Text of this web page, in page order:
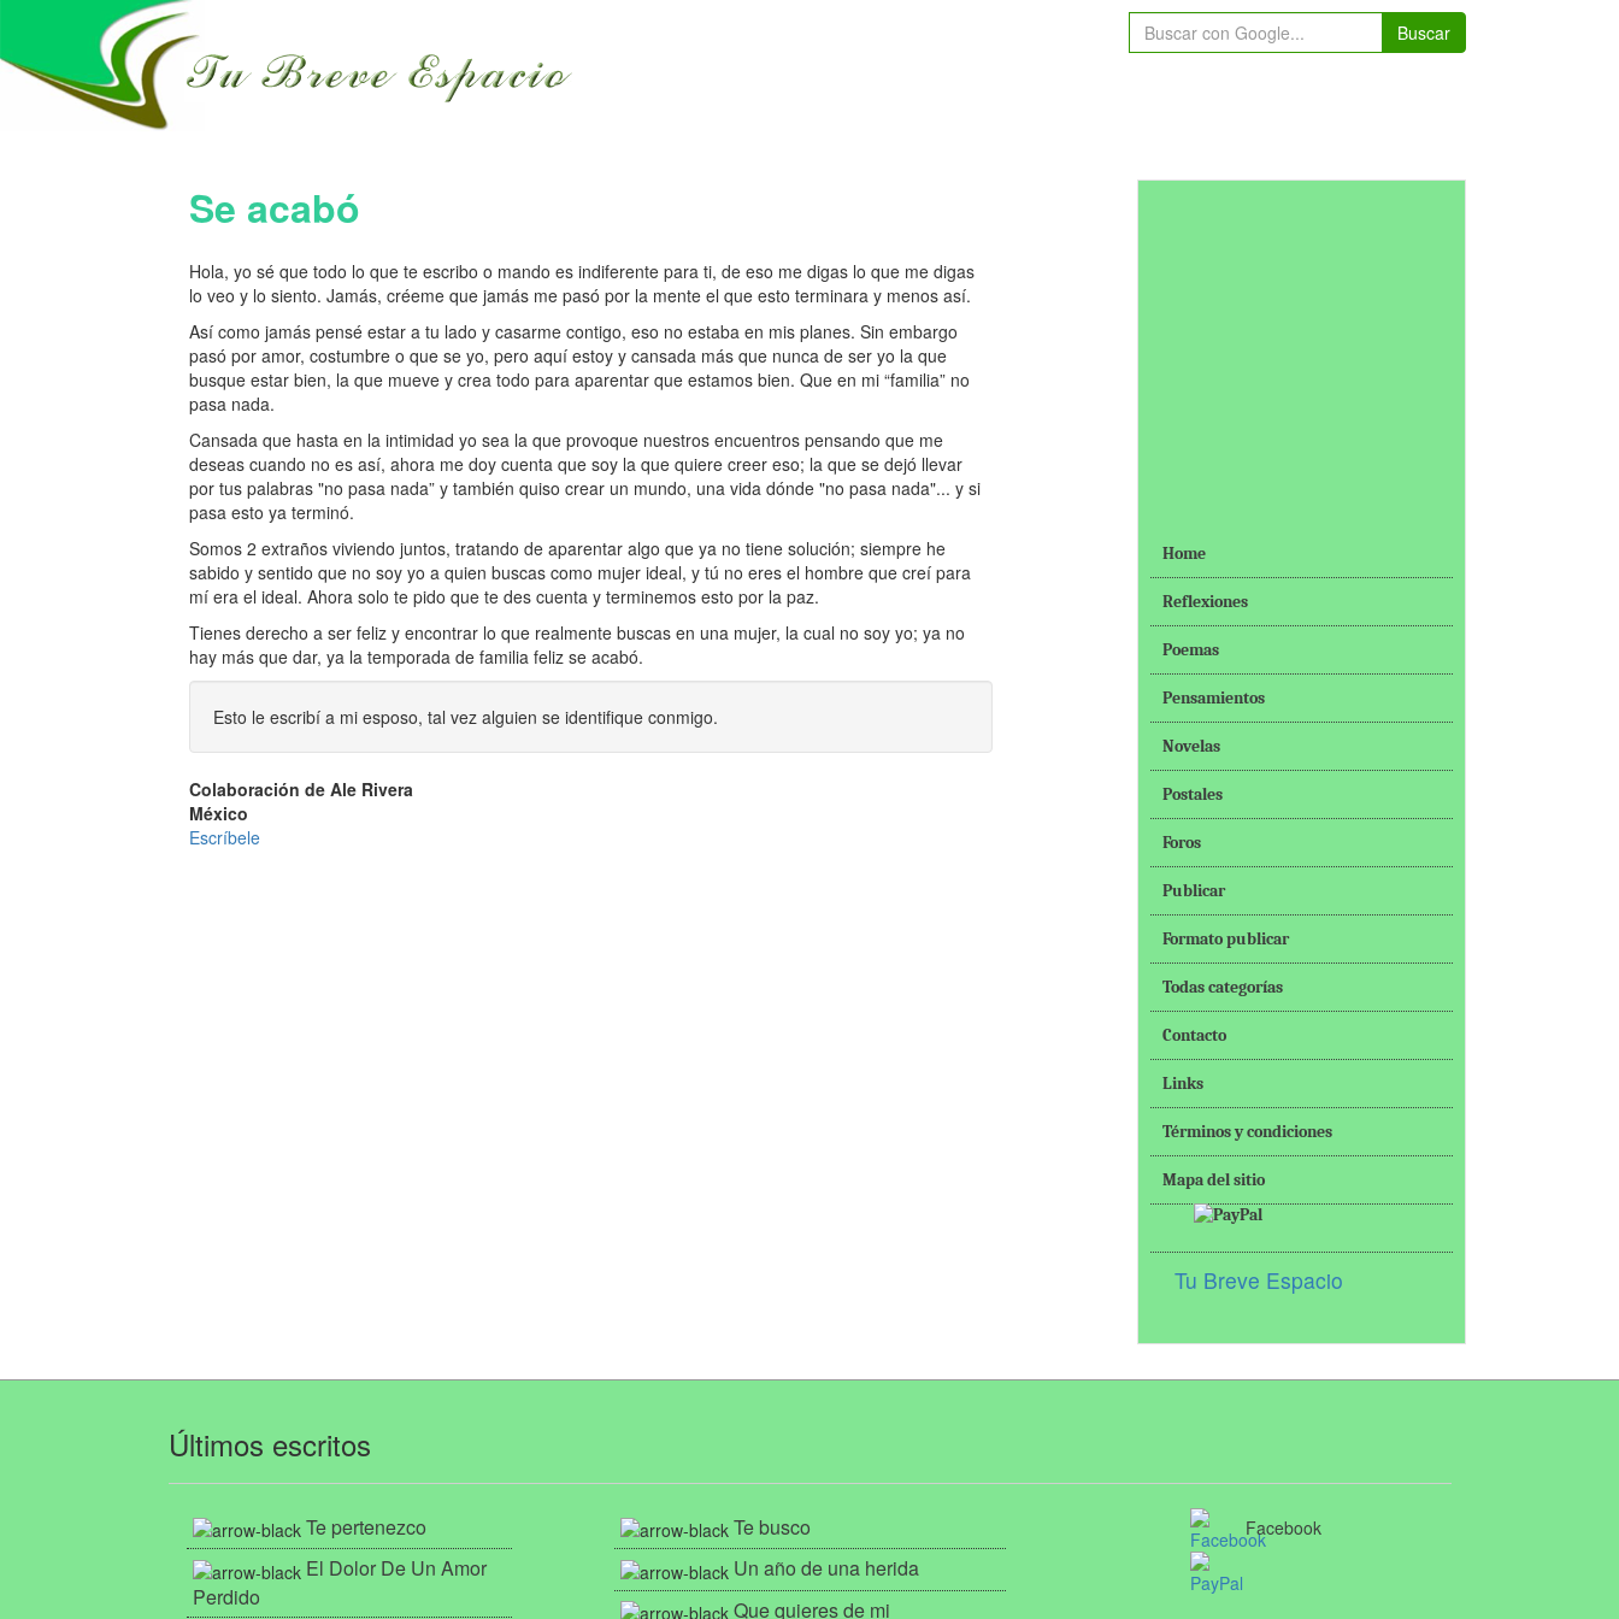
Buscar
Se acabó
Hola, yo sé que todo lo que te escribo o mando es indiferente para ti, de eso me digas lo que me digas
lo veo y lo siento. Jamás, créeme que jamás me pasó por la mente el que esto terminara y menos así.
Así como jamás pensé estar a tu lado y casarme contigo, eso no estaba en mis planes. Sin embargo
pasó por amor, costumbre o que se yo, pero aquí estoy y cansada más que nunca de ser yo la que
busque estar bien, la que mueve y crea todo para aparentar que estamos bien. Que en mi “familia” no
pasa nada.
Cansada que hasta en la intimidad yo sea la que provoque nuestros encuentros pensando que me
deseas cuando no es así, ahora me doy cuenta que soy la que quiere creer eso; la que se dejó llevar
por tus palabras "no pasa nada” y también quiso crear un mundo, una vida dónde "no pasa nada"... y si
pasa esto ya terminó.
Somos 2 extraños viviendo juntos, tratando de aparentar algo que ya no tiene solución; siempre he
sabido y sentido que no soy yo a quien buscas como mujer ideal, y tú no eres el hombre que creí para
mí era el ideal. Ahora solo te pido que te des cuenta y terminemos esto por la paz.
Tienes derecho a ser feliz y encontrar lo que realmente buscas en una mujer, la cual no soy yo; ya no
hay más que dar, ya la temporada de familia feliz se acabó.
Esto le escribí a mi esposo, tal vez alguien se identifique conmigo.
Colaboración de Ale Rivera
México
Escríbele
Home
Reflexiones
Poemas
Pensamientos
Novelas
Postales
Foros
Publicar
Formato publicar
Todas categorías
Contacto
Links
Términos y condiciones
Mapa del sitio
Tu Breve Espacio
Últimos escritos
Te pertenezco
El Dolor De Un Amor
Perdido
Te busco
Un año de una herida
Que quieres de mi
Facebook